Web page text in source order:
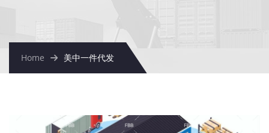
Home 美中一件代发